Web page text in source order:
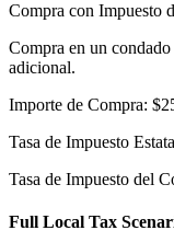
Compra con Impuesto
Compra en un
adicional.
Importe de Compra: $
Tasa de Impuesto
Tasa de Impuesto del
Full Local Tax